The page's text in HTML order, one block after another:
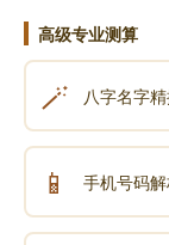
高级专业测算
🪄 八字名字
📱 手机号码